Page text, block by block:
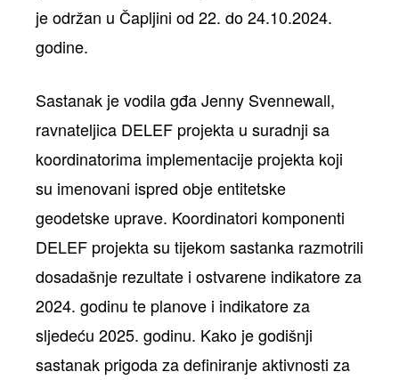
je održan u Čapljini od 22. do 24.10.2024.
godine.
Sastanak je vodila gđa Jenny Svennewall,
ravnateljica DELEF projekta u suradnji sa
koordinatorima implementacije projekta koji
su imenovani ispred obje entitetske
geodetske uprave. Koordinatori komponenti
DELEF projekta su tijekom sastanka razmotrili
dosadašnje rezultate i ostvarene indikatore za
2024. godinu te planove i indikatore za
sljedeću 2025. godinu. Kako je godišnji
sastanak prigoda za definiranje aktivnosti za